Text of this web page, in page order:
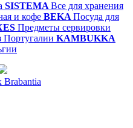
SISTEMA Все для хранения
и кофе BEKA Посуда для
Предметы сервировки
Португалии KAMBUKKA